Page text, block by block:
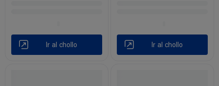
Ir al chollo Ir al chollo